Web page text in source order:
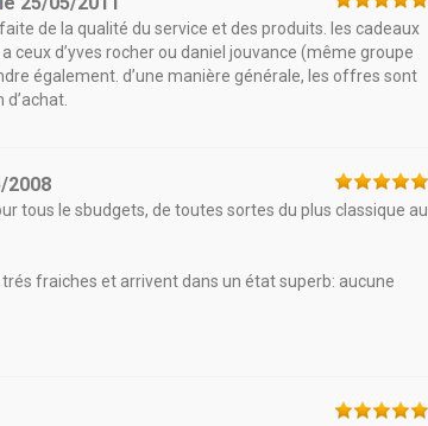
de la qualité du service et des produits. les cadeaux
d’yves rocher ou daniel jouvance (même groupe
également. d’une manière générale, les offres sont
2008
tous le sbudgets, de toutes sortes du plus classique au
fraiches et arrivent dans un état superb: aucune